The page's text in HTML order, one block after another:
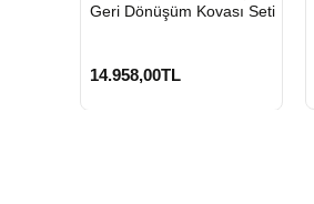
Geri Dönüşüm Kovası Seti
14.958,00TL